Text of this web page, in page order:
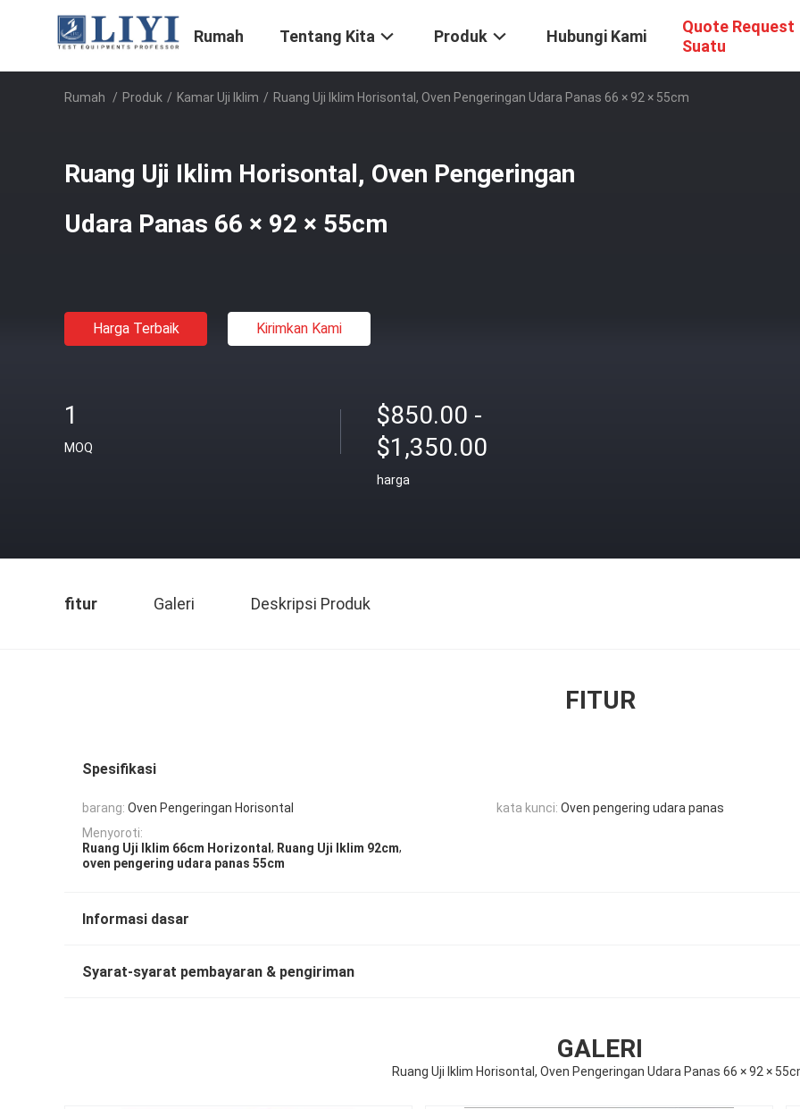
Rumah Tentang Kita Produk Hubungi Kami
Quote Request
Suatu
Rumah / Produk / Kamar Uji Iklim / Ruang Uji Iklim Horisontal, Oven Pengeringan Udara Panas 66 × 92 × 55cm
Ruang Uji Iklim Horisontal, Oven Pengeringan
Udara Panas 66 × 92 × 55cm
Harga Terbaik Kirimkan Kami
1
MOQ
$850.00 -
$1,350.00
harga
fitur Galeri Deskripsi Produk
FITUR
Spesifikasi
barang: Oven Pengeringan Horisontal kata kunci: Oven pengering udara panas
Menyoroti:
Ruang Uji Iklim 66cm Horizontal , Ruang Uji Iklim 92cm,
oven pengering udara panas 55cm
Informasi dasar
Syarat-syarat pembayaran & pengiriman
GALERI
Ruang Uji Iklim Horisontal, Oven Pengeringan Udara Panas 66 × 92 ×